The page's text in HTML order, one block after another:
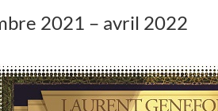
2021 – avril 2022